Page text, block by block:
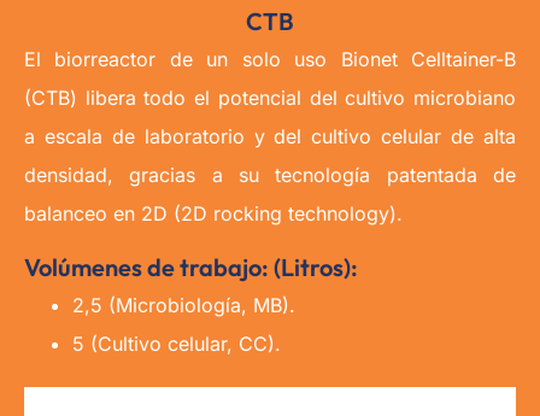
CTB
El biorreactor de un solo uso Bionet Celltainer-B
(CTB) libera todo el potencial del cultivo microbiano
a escala de laboratorio y del cultivo celular de alta
densidad, gracias a su tecnología patentada de
balanceo en 2D (2D rocking technology).
Volúmenes de trabajo: (Litros):
2,5 (Microbiología, MB).
5 (Cultivo celular, CC).